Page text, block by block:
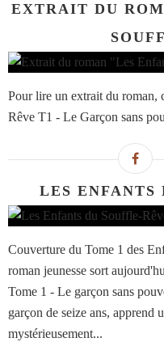
EXTRAIT DU
Pour lire un extrait du roman,
Rêve T1 - Le Garçon sans
LES ENFANTS
Couverture du Tome 1 des
roman jeunesse sort
Tome 1 - Le garçon sans
garçon de seize ans, apprend
mystérieusement...